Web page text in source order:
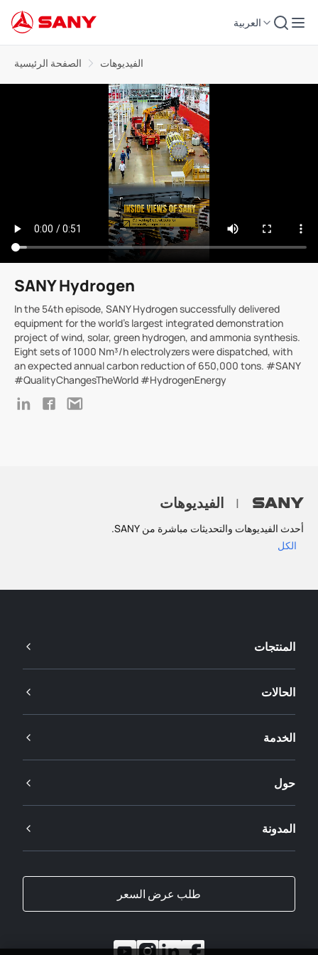
العربية
الصفحة الرئيسية الفيديوهات
SANY Hydrogen
In the 54th episode, SANY Hydrogen successfully delivered
equipment for the world's largest integrated demonstration
project of wind, solar, green hydrogen, and ammonia synthesis.
Eight sets of 1000 Nm³/h electrolyzers were dispatched, with
an expected annual carbon reduction of 650,000 tons. #SANY
#QualityChangesTheWorld #HydrogenEnergy
| الفيديوهات
أحدث الفيديوهات والتحديثات مباشرة من SANY.
الكل
المنتجات
الحالات
الخدمة
حول
المدونة
طلب عرض السعر